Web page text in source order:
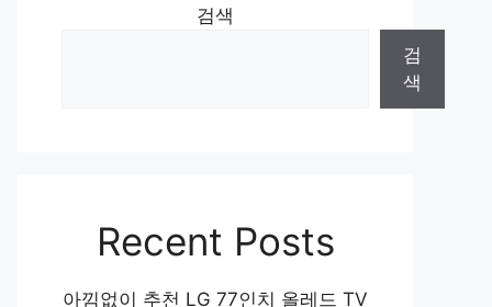
검색
검
색
Recent Posts
아낌없이 추천 LG 77인치 올레드 TV